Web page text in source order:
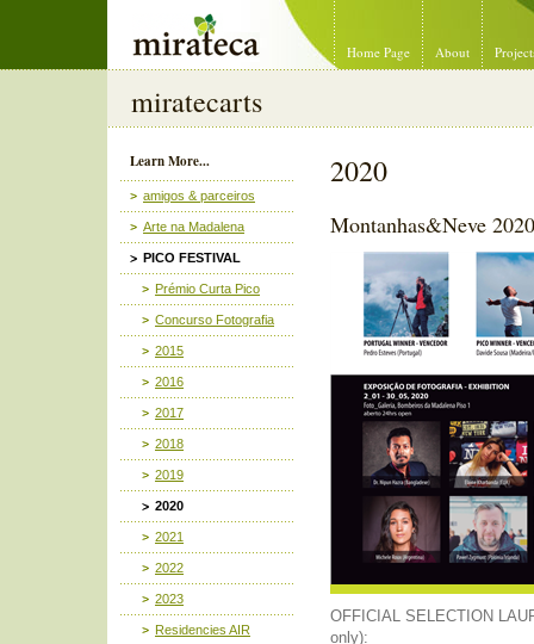
Home Page About
miratecarts
Learn More...
amigos & parceiros
Arte na Madalena
PICO FESTIVAL
Prémio Curta Pico
Concurso Fotografia
2015
2016
2017
2018
2019
2020
2021
2022
2023
Residencies AIR
2020
Montanhas&Neve
OFFICIAL SELECTION
only):